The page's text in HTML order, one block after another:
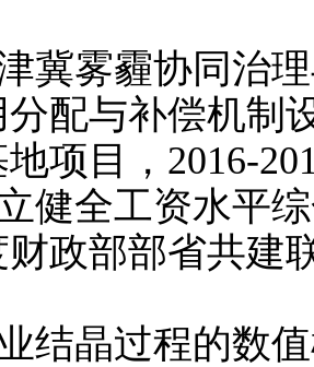
冀雾霾协同治
分配与补偿机制
项目，2016-
健全工资水平
财政部部省共建
结晶过程的数